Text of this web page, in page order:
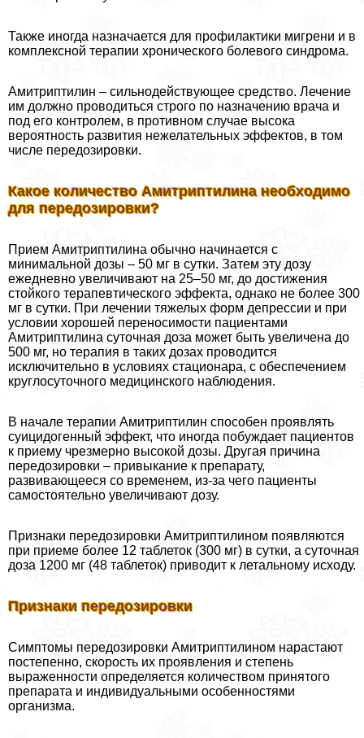
Также иногда назначается для профилактики мигрени и в
комплексной терапии хронического болевого синдрома.
Амитриптилин – сильнодействующее средство. Лечение
им должно проводиться строго по назначению врача и
под его контролем, в противном случае высока
вероятность развития нежелательных эффектов, в том
числе передозировки.
Какое количество Амитриптилина необходимо
для передозировки?
Прием Амитриптилина обычно начинается с
минимальной дозы – 50 мг в сутки. Затем эту дозу
ежедневно увеличивают на 25–50 мг, до достижения
стойкого терапевтического эффекта, однако не более 300
мг в сутки. При лечении тяжелых форм депрессии и при
условии хорошей переносимости пациентами
Амитриптилина суточная доза может быть увеличена до
500 мг, но терапия в таких дозах проводится
исключительно в условиях стационара, с обеспечением
круглосуточного медицинского наблюдения.
В начале терапии Амитриптилин способен проявлять
суицидогенный эффект, что иногда побуждает пациентов
к приему чрезмерно высокой дозы. Другая причина
передозировки – привыкание к препарату,
развивающееся со временем, из-за чего пациенты
самостоятельно увеличивают дозу.
Признаки передозировки Амитриптилином появляются
при приеме более 12 таблеток (300 мг) в сутки, а суточная
доза 1200 мг (48 таблеток) приводит к летальному исходу.
Признаки передозировки
Симптомы передозировки Амитриптилином нарастают
постепенно, скорость их проявления и степень
выраженности определяется количеством принятого
препарата и индивидуальными особенностями
организма.